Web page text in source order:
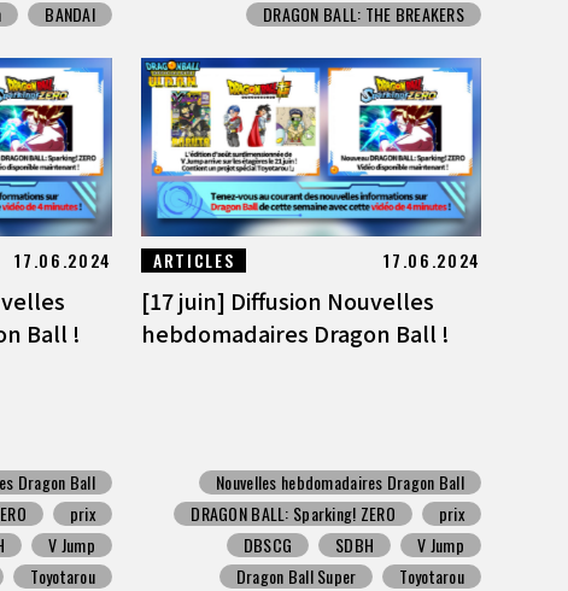
BANDAI
DRAGON BALL: THE BREAKERS
17.06.2024
Ball !
Dragon Ball
prix
V Jump
Toyotarou
ARTICLES 17.06.2024
[17 juin] Diffusion Nouvelles
hebdomadaires Dragon Ball !
Nouvelles hebdomadaires Dragon Ball
DRAGON BALL: Sparking! ZERO
prix
DBSCG
SDBH
V Jump
Dragon Ball Super
Toyotarou